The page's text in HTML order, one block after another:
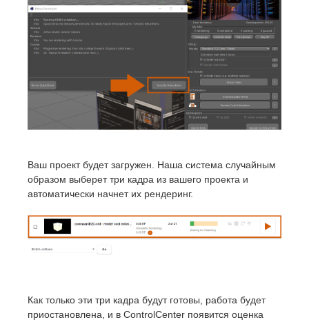
Ваш проект будет загружен. Наша система случайным
образом выберет три кадра из вашего проекта и
автоматически начнет их рендеринг.
Как только эти три кадра будут готовы, работа будет
приостановлена, и в ControlCenter появится оценка